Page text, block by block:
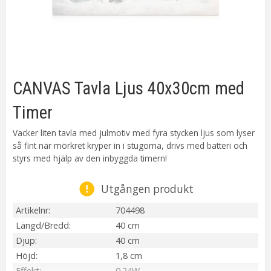
CANVAS Tavla Ljus 40x30cm med
Timer
Vacker liten tavla med julmotiv med fyra stycken ljus som lyser
så fint när mörkret kryper in i stugorna, drivs med batteri och
styrs med hjälp av den inbyggda timern!
Utgången produkt
Artikelnr
704498
Längd/Bredd
40 cm
Djup
40 cm
Höjd
1,8 cm